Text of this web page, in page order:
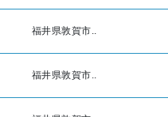
福井県敦賀市..
福井県敦賀市..